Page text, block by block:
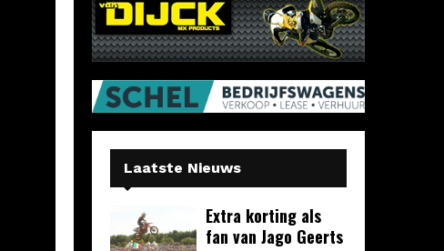
Laatste Nieuws
Extra korting als
fan van Jago Geerts